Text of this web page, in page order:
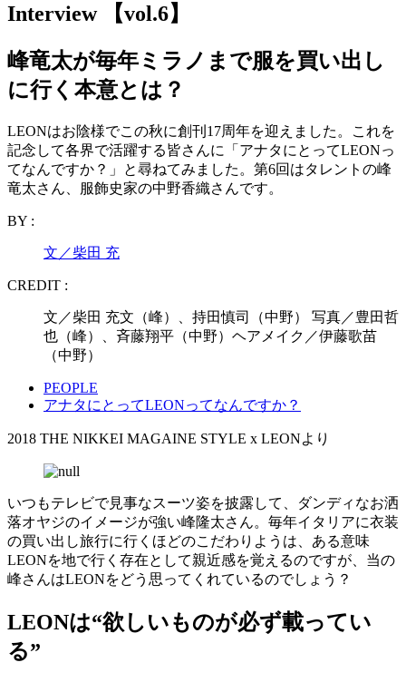
Interview 【vol.6】
峰竜太が毎年ミラノまで服を買い出し
に行く本意とは？
LEONはお陰様でこの秋に創刊17周年を迎えました。これを
記念して各界で活躍する皆さんに「アナタにとってLEONっ
てなんですか？」と尋ねてみました。第6回はタレントの峰
竜太さん、服飾史家の中野香織さんです。
BY :
文／柴田 充
CREDIT :
文／柴田 充文（峰）、持田慎司（中野） 写真／豊田哲
也（峰）、斉藤翔平（中野）ヘアメイク／伊藤歌苗
（中野）
PEOPLE
アナタにとってLEONってなんですか？
2018 THE NIKKEI MAGAINE STYLE x LEONより
いつもテレビで見事なスーツ姿を披露して、ダンディなお洒
落オヤジのイメージが強い峰隆太さん。毎年イタリアに衣装
の買い出し旅行に行くほどのこだわりようは、ある意味
LEONを地で行く存在として親近感を覚えるのですが、当の
峰さんはLEONをどう思ってくれているのでしょう？
LEONは“欲しいものが必ず載ってい
る”